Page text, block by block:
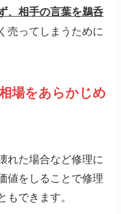
、相手の言葉を鵜呑
売ってしまうために
場をあらかじめ
れた場合など修理に
値をしることで修理
できます。